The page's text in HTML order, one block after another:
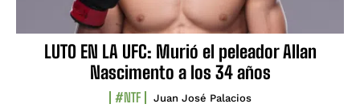
LUTO EN LA UFC: Murió el peleador Allan
Nascimento a los 34 años
#NTF Juan José Palacios